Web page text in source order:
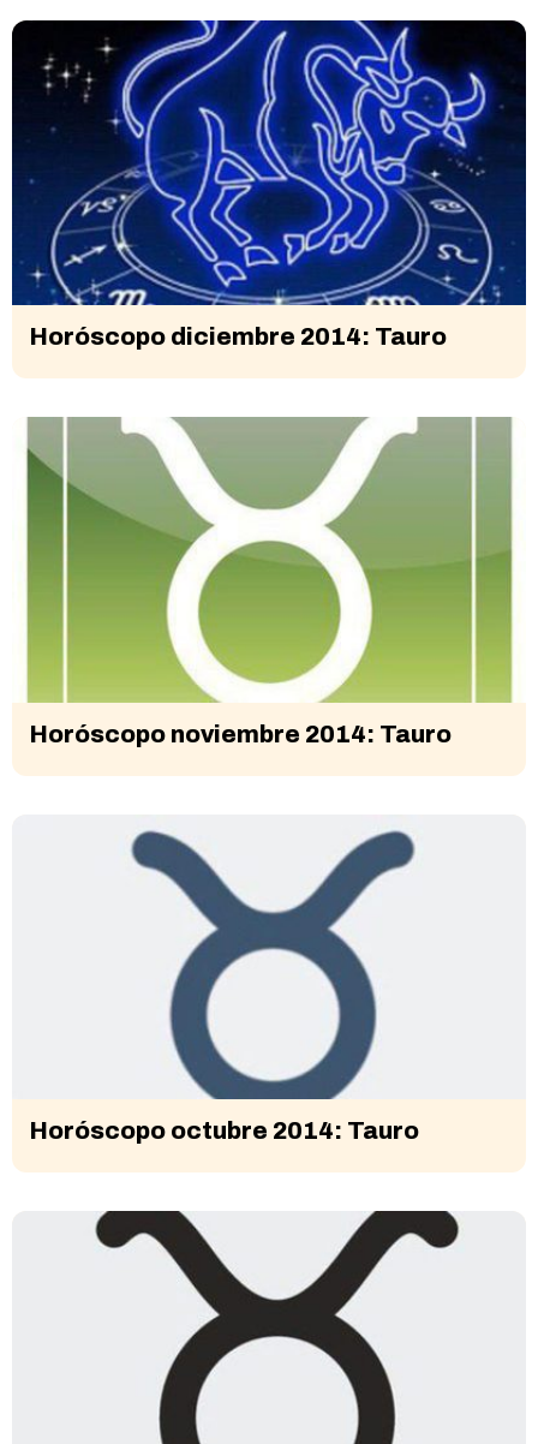
Horóscopo diciembre 2014: Tauro
Horóscopo noviembre 2014: Tauro
Horóscopo octubre 2014: Tauro